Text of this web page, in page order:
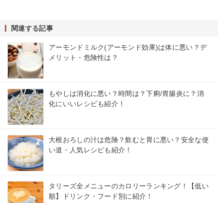
関連する記事
アーモンドミルク(アーモンド効果)は体に悪い？デ
メリット・危険性は？
もやしは消化に悪い？時間は？下痢/胃腸炎に？消
化にいいレシピも紹介！
大根おろしの汁は危険？飲むと胃に悪い？安全な使
い道・人気レシピも紹介！
タリーズ全メニューのカロリーランキング！【低い
順】ドリンク・フード別に紹介！